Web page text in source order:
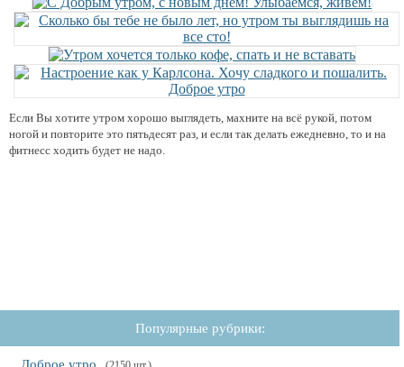
Если Вы хотите утром хорошо выглядеть, махните на всё рукой, потом
ногой и повторите это пятьдесят раз, и если так делать ежедневно, то и на
фитнесс ходить будет не надо.
Популярные рубрики:
Доброе утро